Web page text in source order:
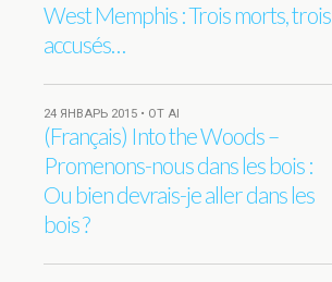
West Memphis : Trois morts, trois
accusés…
24 ЯНВАРЬ 2015 • ОТ AI
(Français) Into the Woods –
Promenons-nous dans les bois :
Ou bien devrais-je aller dans les
bois ?